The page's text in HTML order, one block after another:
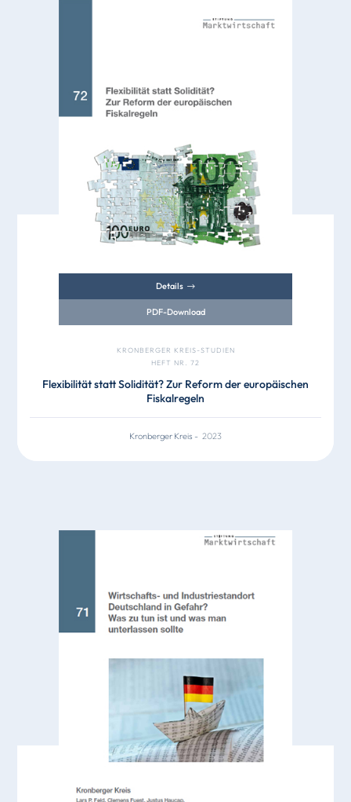
Details
PDF-Download
KRONBERGER KREIS-STUDIEN
HEFT NR. 72
Flexibilität statt Solidität? Zur Reform der europäischen
Fiskalregeln
Kronberger Kreis - 2023